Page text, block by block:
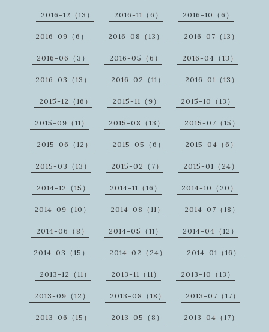
2016-12（13） 2016-11（6） 2016-10（6）
2016-09（6） 2016-08（13） 2016-07（13）
2016-06（3） 2016-05（6） 2016-04（13）
2016-03（13） 2016-02（11） 2016-01（13）
2015-12（16） 2015-11（9） 2015-10（13）
2015-09（11） 2015-08（13） 2015-07（15）
2015-06（12） 2015-05（6） 2015-04（6）
2015-03（13） 2015-02（7） 2015-01（24）
2014-12（15） 2014-11（16） 2014-10（20）
2014-09（10） 2014-08（11） 2014-07（18）
2014-06（8） 2014-05（11） 2014-04（12）
2014-03（15） 2014-02（24） 2014-01（16）
2013-12（11） 2013-11（11） 2013-10（13）
2013-09（12） 2013-08（18） 2013-07（17）
2013-06（15） 2013-05（8） 2013-04（17）